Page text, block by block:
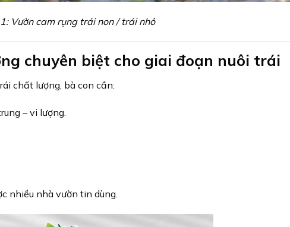
Vườn cam rụng trái non / trái nhỏ
chuyên biệt cho giai đoạn nuôi trái
chất lượng, bà con cần:
– vi lượng.
nhiều nhà vườn tin dùng.